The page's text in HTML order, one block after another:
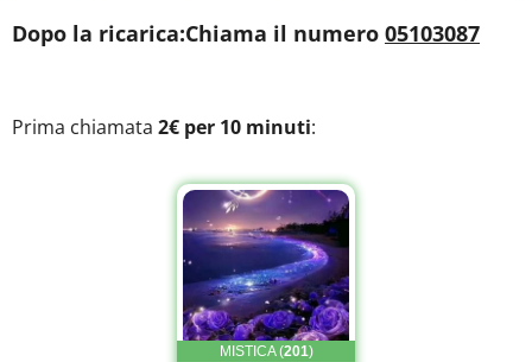
Dopo la ricarica:Chiama il numero 05103087
Prima chiamata 2€ per 10 minuti: